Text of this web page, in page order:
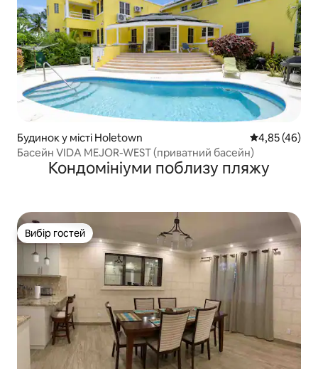
Будинок у місті Holetown Середня
4,85 (46)
Басейн VIDA MEJOR-WEST (приватний басейн)
Кондомініуми поблизу пляжу
Вибір гостей
Вибір гостей